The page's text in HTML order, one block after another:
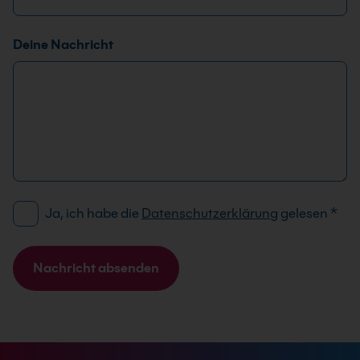
Deine Nachricht
D
S
G
V
O
i
Ja, ich habe die Datenschutzerklärung gelesen *
Nachricht absenden